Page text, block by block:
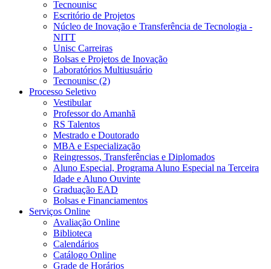
Tecnounisc
Escritório de Projetos
Núcleo de Inovação e Transferência de Tecnologia -
NITT
Unisc Carreiras
Bolsas e Projetos de Inovação
Laboratórios Multiusuário
Tecnounisc (2)
Processo Seletivo
Vestibular
Professor do Amanhã
RS Talentos
Mestrado e Doutorado
MBA e Especialização
Reingressos, Transferências e Diplomados
Aluno Especial, Programa Aluno Especial na Terceira
Idade e Aluno Ouvinte
Graduação EAD
Bolsas e Financiamentos
Serviços Online
Avaliação Online
Biblioteca
Calendários
Catálogo Online
Grade de Horários